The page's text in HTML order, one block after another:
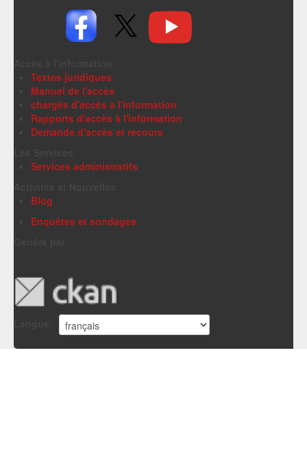
Textes juridiques
Manuel de l'accès
chargés d'accès à l'information
Rapports d'accès à l'information
Demande d'accès et recours
Services administratifs
Blog
Enquêtes et sondages